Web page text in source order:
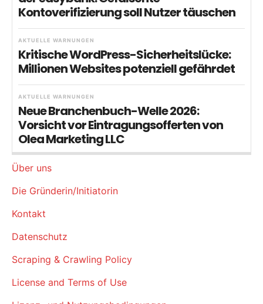
Kontoverifizierung soll Nutzer täuschen
AKTUELLE WARNUNGEN
Kritische WordPress-Sicherheitslücke:
Millionen Websites potenziell gefährdet
AKTUELLE WARNUNGEN
Neue Branchenbuch-Welle 2026:
Vorsicht vor Eintragungsofferten von
Olea Marketing LLC
Über uns
Die Gründerin/Initiatorin
Kontakt
Datenschutz
Scraping & Crawling Policy
License and Terms of Use